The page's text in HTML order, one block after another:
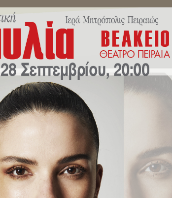
ΔΕΛΤΊΑ ΤΎΠΟΥ ΕΚΔΗΛΏΣΕΙΣ
25ης Μαρτίου στον